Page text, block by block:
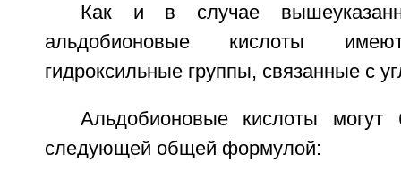
Как и в случае
альдобионовые кислоты
гидроксильные группы, связанные с
Альдобионовые кислоты могут
следующей общей формулой: